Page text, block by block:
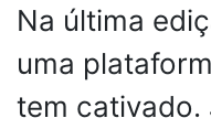
Na última
uma
tem cativado.